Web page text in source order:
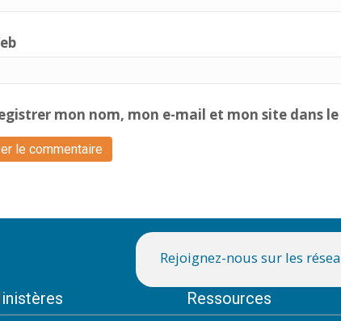
mon nom, mon e-mail et mon site dans
Rejoignez-nous sur les
Ressources